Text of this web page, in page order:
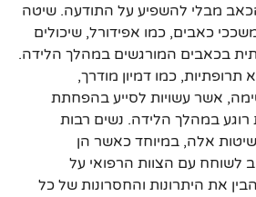
מבלי להשפיע על התודעה. שיטה
כאבים, כמו אפידורל, שיכולים
בכאבים המורגשים במהלך הלידה.
תרופתיות, כמו דמיון מודרך,
אשר עשויות לסייע בהפחתת
במהלך הלידה. נשים רבות
אלה, במיוחד כאשר הן
לשוחח עם הצוות הרפואי על
את היתרונות והחסרונות של כל